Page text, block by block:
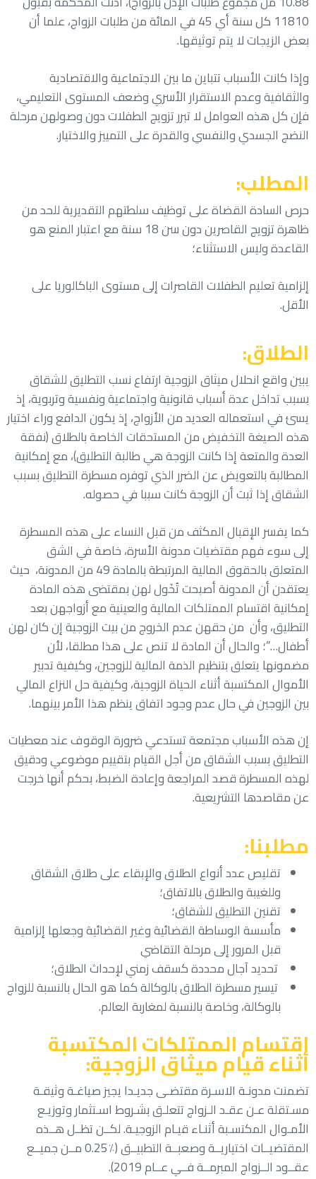
11810 كل سنة أي 45 في المائة من طلبات الزواج، علما أن
بعض الزيجات لا يتم توثيقها.
وإذا كانت الأسباب تتباين ما بين الاجتماعية والاقتصادية
والثقافية وعدم الاستقرار الأسري وضعف المستوى التعليمي،
فإن كل هذه العوامل لا تبرر تزويج الطفلات دون وصولهن مرحلة
النضج الجسدي والنفسي والقدرة على التمييز والاختيار.
المطلب:
حرص السادة القضاة على توظيف سلطتهم التقديرية للحد من
ظاهرة تزويج القاصرين دون سن 18 سنة مع اعتبار المنع هو
القاعدة وليس الاستثناء؛
إلزامية تعليم الطفلات القاصرات إلى مستوى الباكالوريا على
الأقل.
الطلاق:
يبين واقع انحلال ميثاق الزوجية ارتفاع نسب التطليق للشقاق
بسبب تداخل عدة أسباب قانونية واجتماعية ونفسية وتربوية، إذ
يسئ في استعماله العديد من الأزواج، إذ يكون الدافع وراء اختيار
هذه الصيغة التخفيض من المستحقات الخاصة بالطلاق (نفقة
العدة والمتعة إذا كانت الزوجة هي طالبة التطليق)، مع إمكانية
المطالبة بالتعويض عن الضرر الذي توفره مسطرة التطليق بسبب
الشقاق إذا ثبت أن الزوجة كانت سببا في حصوله.
كما يفسر الإقبال المكثف من قبل النساء على هذه المسطرة
إلى سوء فهم مقتضيات مدونة الأسرة، خاصة في الشق
المتعلق بالحقوق المالية المرتبطة بالمادة 49 من المدونة، حيث
يعتقدن أن المدونة أصبحت تُخَول لهن بمقتضى هذه المادة
إمكانية اقتسام الممتلكات المالية والعينية مع أزواجهن بعد
التطليق، وأن من حقهن عدم الخروج من بيت الزوجية إن كان لهن
أطفال…”؛ والحال أن المادة لا تنص على هذا مطلقا، لأن
مضمونها يتعلق بتنظيم الذمة المالية للزوجين، وكيفية تدبير
الأموال المكتسبة أثناء الحياة الزوجية، وكيفية حل النزاع المالي
بين الزوجين في حال عدم وجود اتفاق ينظم هذا الأمر بينهما.
إن هذه الأسباب مجتمعة تستدعي ضرورة الوقوف عند معطيات
التطليق بسبب الشقاق من أجل القيام بتقييم موضوعي ودقيق
لهذه المسطرة قصد المراجعة وإعادة الضبط، بحكم أنها خرجت
عن مقاصدها التشريعية.
مطلبنا:
تقليص عدد أنواع الطلاق والإبقاء على طلاق الشقاق
وللغيبة والطلاق بالاتفاق؛
تقنين التطليق للشقاق؛
مأسسة الوساطة القضائية وغير القضائية وجعلها إلزامية
قبل المرور إلى مرحلة التقاضي
تحديد آجال محددة كسقف زمني لإحداث الطلاق؛
تيسير مسطرة الطلاق بالوكالة كما هو الحال بالنسبة للزواج
بالوكالة، وخاصة بالنسبة لمغاربة العالم.
اقتسام الممتلكات المكتسبة
أثناء قيام ميثاق الزوجية:
تضمنت مدونـة الاسـرة مقتضـى جديـدا يجيز صياغـة وثيقـة
مسـتقلة عـن عقـد الـزواج تتعلـق بشـروط اسـتثمار وتوزيـع
الأمـوال المكتسـبة أثنـاء قيـام الزوجيـة. لكــن تظــل هــذه
المقتضيــات اختياريــة وصعبــة التطبيــق (٪0.25 مــن جميــع
عقــود الــزواج المبرمــة فــي عــام 2019).